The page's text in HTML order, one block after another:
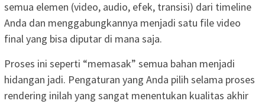
semua elemen (video, audio, efek, transisi) dari timeline
Anda dan menggabungkannya menjadi satu file video
final yang bisa diputar di mana saja.
Proses ini seperti “memasak” semua bahan menjadi
hidangan jadi. Pengaturan yang Anda pilih selama proses
rendering inilah yang sangat menentukan kualitas akhir